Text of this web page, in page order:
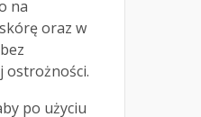
na
oraz w
ostrożności.
po użyciu